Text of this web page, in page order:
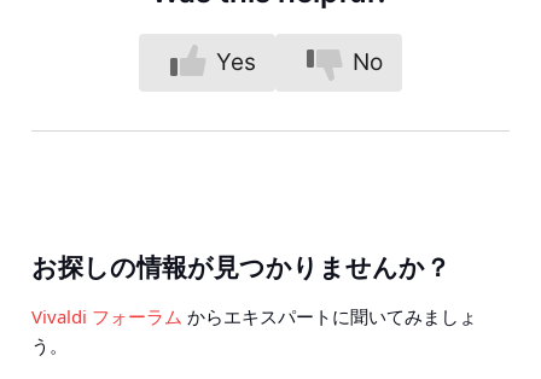
Yes No
お探しの情報が見つかりませんか？
Vivaldi フォーラム からエキスパートに聞いてみましょ
う。